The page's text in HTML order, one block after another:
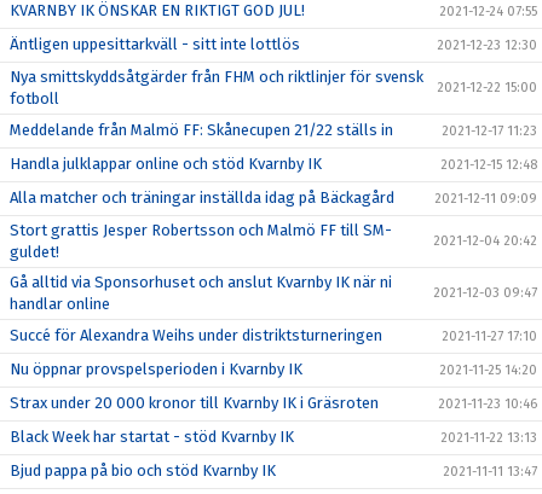
KVARNBY IK ÖNSKAR EN RIKTIGT GOD JUL! 2021-12-24 07:55
Äntligen uppesittarkväll - sitt inte lottlös 2021-12-23 12:30
Nya smittskyddsåtgärder från FHM och riktlinjer för svensk
fotboll
2021-12-22 15:00
Meddelande från Malmö FF: Skånecupen 21/22 ställs in 2021-12-17 11:23
Handla julklappar online och stöd Kvarnby IK 2021-12-15 12:48
Alla matcher och träningar inställda idag på Bäckagård 2021-12-11 09:09
Stort grattis Jesper Robertsson och Malmö FF till SM-
guldet!
2021-12-04 20:42
Gå alltid via Sponsorhuset och anslut Kvarnby IK när ni
handlar online
2021-12-03 09:47
Succé för Alexandra Weihs under distriktsturneringen 2021-11-27 17:10
Nu öppnar provspelsperioden i Kvarnby IK 2021-11-25 14:20
Strax under 20 000 kronor till Kvarnby IK i Gräsroten 2021-11-23 10:46
Black Week har startat - stöd Kvarnby IK 2021-11-22 13:13
Bjud pappa på bio och stöd Kvarnby IK 2021-11-11 13:47